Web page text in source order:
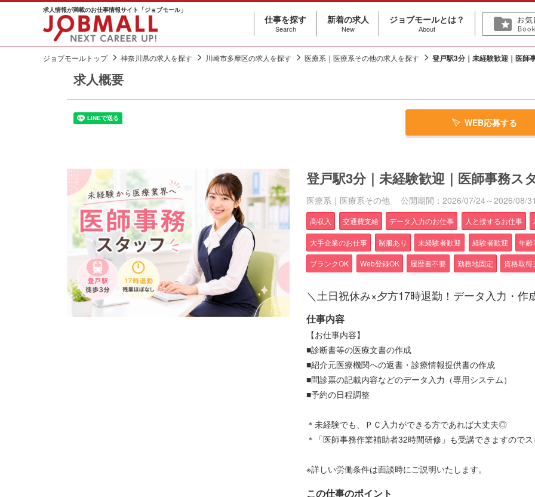
求人情報が満載のお仕事情報サイト「ジョブモール」
仕事を探す
Search
新着の求人
New
ジョブモールとは？
About
ジョブモールトップ 神奈川県の求人を探す 川崎市多摩区の求人を探す 医療系｜医療系その他の求人を探す 登戸駅3分｜未経験歓迎｜医師
求人概要
WEB応募する
登戸駅3分｜未経験歓迎｜医師事務ス
医療系｜医療系その他 公開期間：2026/07/24～2026/08/
高収入 交通費支給 データ入力のお仕事 人と接するお仕事
大手企業のお仕事 制服あり 未経験者歓迎 経験者歓迎 年齢
ブランクOK Web登録OK 履歴書不要 勤務地固定 資格取
＼土日祝休み×夕方17時退勤！データ入力・作
仕事内容
【お仕事内容】
■診断書等の医療文書の作成
■紹介元医療機関への返書・診療情報提供書の作成
■問診票の記載内容などのデータ入力（専用システム）
■予約の日程調整
＊未経験でも、ＰＣ入力ができる方であれば大丈夫◎
＊「医師事務作業補助者32時間研修」も受講できますので
※詳しい労働条件は面談時にご説明いたします。
この仕事のポイント